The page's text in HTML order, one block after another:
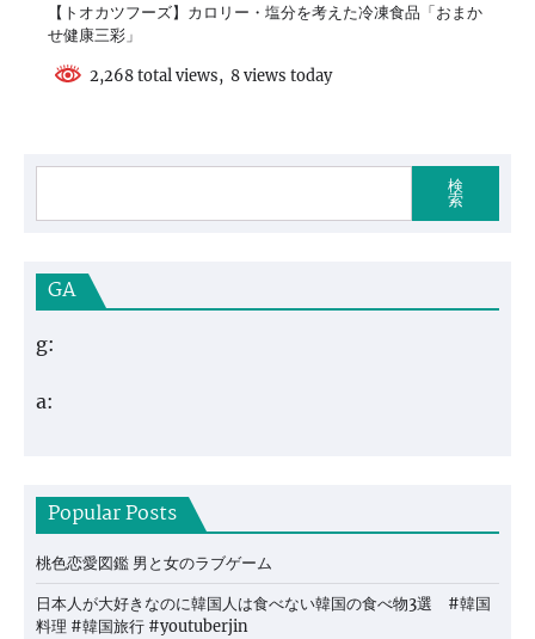
【トオカツフーズ】カロリー・塩分を考えた冷凍食品「おまか
せ健康三彩」
2,268 total views, 8 views today
検
索
GA
g:
a:
Popular Posts
桃色恋愛図鑑 男と女のラブゲーム
日本人が大好きなのに韓国人は食べない韓国の食べ物3選 #韓国
料理 #韓国旅行 #youtuberjin